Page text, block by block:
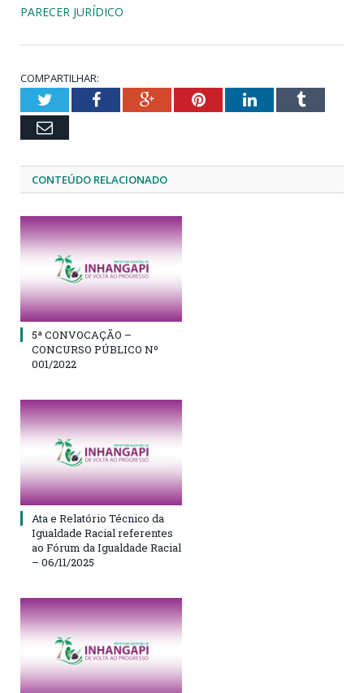
PARECER JURÍDICO
COMPARTILHAR:
TwitterFacebookGoogle+PinterestLinkedInTumblr
Email
CONTEÚDO RELACIONADO
5ª CONVOCAÇÃO –
CONCURSO PÚBLICO Nº
001/2022
Ata e Relatório Técnico da
Igualdade Racial referentes
ao Fórum da Igualdade Racial
– 06/11/2025